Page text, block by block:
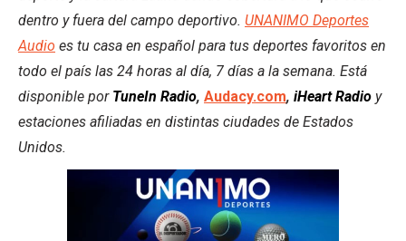
dentro y fuera del campo deportivo. UNANIMO Deportes
Audio es tu casa en español para tus deportes favoritos en
todo el país las 24 horas al día, 7 días a la semana. Está
disponible por TuneIn Radio, Audacy.com, iHeart Radio y
estaciones afiliadas en distintas ciudades de Estados
Unidos.